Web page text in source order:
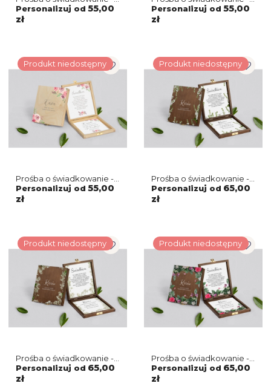
naturalne puzzle
Pastelove Motyw 4
Personalizuj od 55,00
zł
naturalne puzzle
Pastelove Motyw 3
Personalizuj od 55,00
zł
Produkt niedostępny
Prośba o świadkowanie -
naturalne puzzle
Pastelove Motyw 2
Personalizuj od 55,00
zł
Produkt niedostępny
Prośba o świadkowanie -
brązowe puzzle Soft
Motyw 8
Personalizuj od 65,00
zł
Produkt niedostępny
Prośba o świadkowanie -
brązowe puzzle Soft
Motyw 7
Personalizuj od 65,00
zł
Produkt niedostępny
Prośba o świadkowanie -
brązowe puzzle Soft
Motyw 6
Personalizuj od 65,00
zł